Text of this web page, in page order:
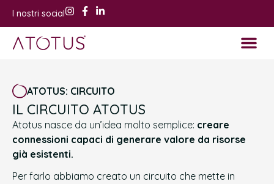
I nostri social
ATOTUS: CIRCUITO
IL CIRCUITO ATOTUS
Atotus nasce da un’idea molto semplice: creare
connessioni capaci di generare valore da risorse
già esistenti.
Per farlo abbiamo creato un circuito che mette in